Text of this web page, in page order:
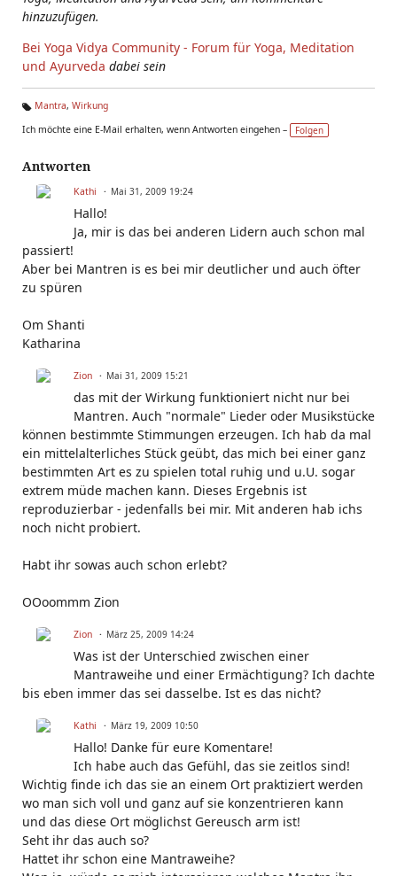
hinzuzufügen.
Bei Yoga Vidya Community - Forum für Yoga, Meditation
und Ayurveda dabei sein
g
Mantra, Wirkung
Ich möchte eine E-Mail erhalten, wenn Antworten eingehen –
Folgen
Antworten
Kathi Mai 31, 2009 19:24
Hallo!
Ja, mir is das bei anderen Lidern auch schon mal
passiert!
Aber bei Mantren is es bei mir deutlicher und auch öfter
zu spüren
Om Shanti
Katharina
Zion Mai 31, 2009 15:21
das mit der Wirkung funktioniert nicht nur bei
Mantren. Auch "normale" Lieder oder Musikstücke
können bestimmte Stimmungen erzeugen. Ich hab da mal
ein mittelalterliches Stück geübt, das mich bei einer ganz
bestimmten Art es zu spielen total ruhig und u.U. sogar
extrem müde machen kann. Dieses Ergebnis ist
reproduzierbar - jedenfalls bei mir. Mit anderen hab ichs
noch nicht probiert.
Habt ihr sowas auch schon erlebt?
OOoommm Zion
Zion März 25, 2009 14:24
Was ist der Unterschied zwischen einer
Mantraweihe und einer Ermächtigung? Ich dachte
bis eben immer das sei dasselbe. Ist es das nicht?
Kathi März 19, 2009 10:50
Hallo! Danke für eure Komentare!
Ich habe auch das Gefühl, das sie zeitlos sind!
Wichtig finde ich das sie an einem Ort praktiziert werden
wo man sich voll und ganz auf sie konzentrieren kann
und das diese Ort möglichst Gereusch arm ist!
Seht ihr das auch so?
Hattet ihr schon eine Mantraweihe?